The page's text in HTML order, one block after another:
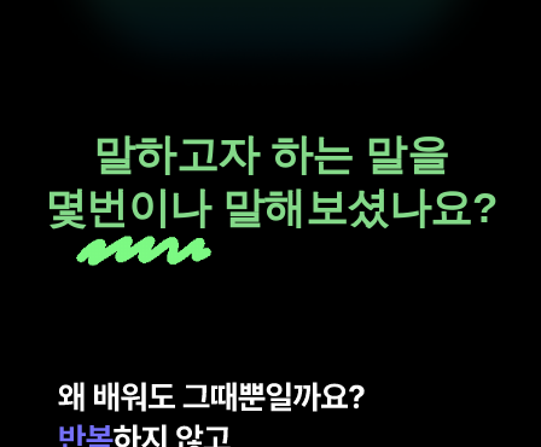
말하고자 하는 말을
몇번이나 말해보셨나요?